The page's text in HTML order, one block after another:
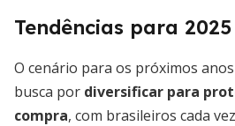
Tendências para
O cenário para os próximos
busca por diversificar para
compra, com brasileiros cada